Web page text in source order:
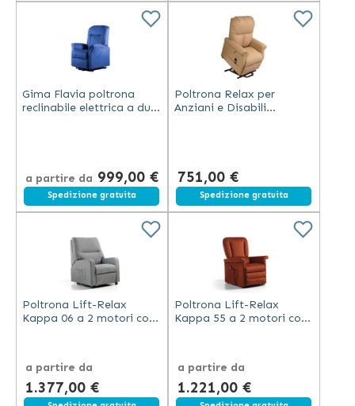
Gima Flavia poltrona
reclinabile elettrica a due
a partire da 999,00 €
Spedizione gratuita
Poltrona Relax per
Anziani e Disabili
751,00 €
Spedizione gratuita
Poltrona Lift-Relax
Kappa 06 a 2 motori con
a partire da
1.377,00 €
Poltrona Lift-Relax
Kappa 55 a 2 motori con
a partire da
1.221,00 €